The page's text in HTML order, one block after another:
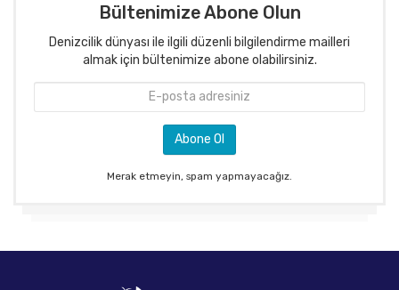
Bültenimize Abone Olun
Denizcilik dünyası ile ilgili düzenli bilgilendirme mailleri
almak için bültenimize abone olabilirsiniz.
Merak etmeyin, spam yapmayacağız.